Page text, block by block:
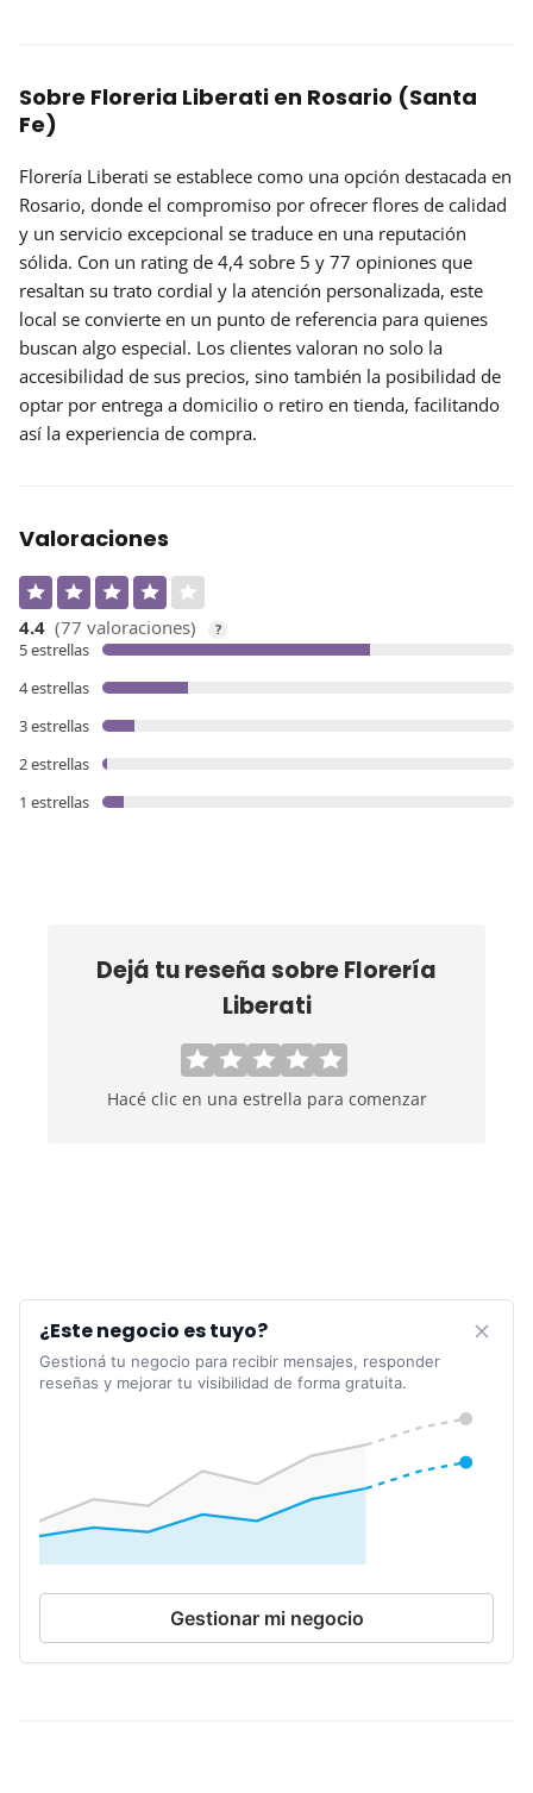
Sobre Floreria Liberati en Rosario (Santa
Fe)
Florería Liberati se establece como una opción destacada en
Rosario, donde el compromiso por ofrecer flores de calidad
y un servicio excepcional se traduce en una reputación
sólida. Con un rating de 4,4 sobre 5 y 77 opiniones que
resaltan su trato cordial y la atención personalizada, este
local se convierte en un punto de referencia para quienes
buscan algo especial. Los clientes valoran no solo la
accesibilidad de sus precios, sino también la posibilidad de
optar por entrega a domicilio o retiro en tienda, facilitando
así la experiencia de compra.
Valoraciones
4.4 (77 valoraciones) ?
5 estrellas
4 estrellas
3 estrellas
2 estrellas
1 estrellas
Dejá tu reseña sobreFlorería
Liberati
Hacé clic en una estrella para comenzar
¿Este negocio es tuyo?
Gestioná tu negocio para recibir mensajes, responder
reseñas y mejorar tu visibilidad de forma gratuita.
Gestionar mi negocio